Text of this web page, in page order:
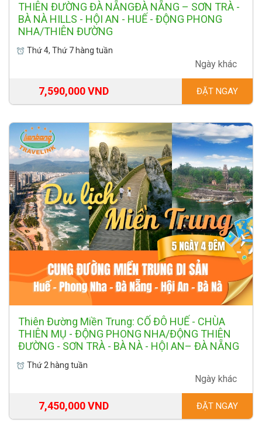
THIÊN ĐƯỜNG ĐÀ NẴNGĐÀ NẴNG – SƠN TRÀ -
BÀ NÀ HILLS - HỘI AN - HUẾ - ĐỘNG PHONG
NHA/THIÊN ĐƯỜNG
Thứ 4, Thứ 7 hàng tuần
Ngày khác
7,590,000 VND ĐẶT NGAY
Thiên Đường Miền Trung: CỐ ĐÔ HUẾ - CHÙA
THIÊN MỤ - ĐỘNG PHONG NHA/ĐỘNG THIÊN
ĐƯỜNG - SƠN TRÀ - BÀ NÀ - HỘI AN– ĐÀ NẴNG
Thứ 2 hàng tuần
Ngày khác
7,450,000 VND ĐẶT NGAY